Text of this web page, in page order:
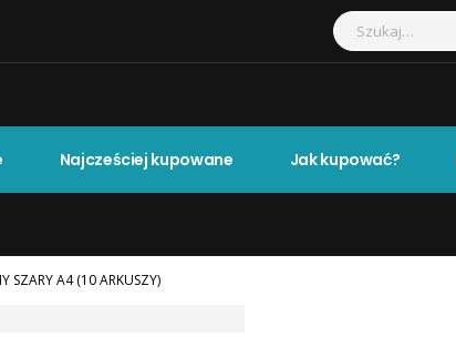
Najcześciej kupowane Jak kupować?
SZARY A4 (10 ARKUSZY)